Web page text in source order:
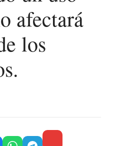
afectará
los